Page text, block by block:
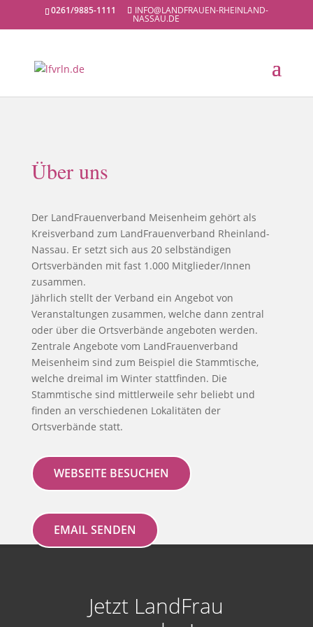
0261/9885-1111 INFO@LANDFRAUEN-RHEINLAND-
NASSAU.DE
Über uns
Der LandFrauenverband Meisenheim gehört als
Kreisverband zum LandFrauenverband Rheinland-
Nassau. Er setzt sich aus 20 selbständigen
Ortsverbänden mit fast 1.000 Mitglieder/Innen
zusammen.
Jährlich stellt der Verband ein Angebot von
Veranstaltungen zusammen, welche dann zentral
oder über die Ortsverbände angeboten werden.
Zentrale Angebote vom LandFrauenverband
Meisenheim sind zum Beispiel die Stammtische,
welche dreimal im Winter stattfinden. Die
Stammtische sind mittlerweile sehr beliebt und
finden an verschiedenen Lokalitäten der
Ortsverbände statt.
WEBSEITE BESUCHEN
EMAIL SENDEN
Jetzt LandFrau